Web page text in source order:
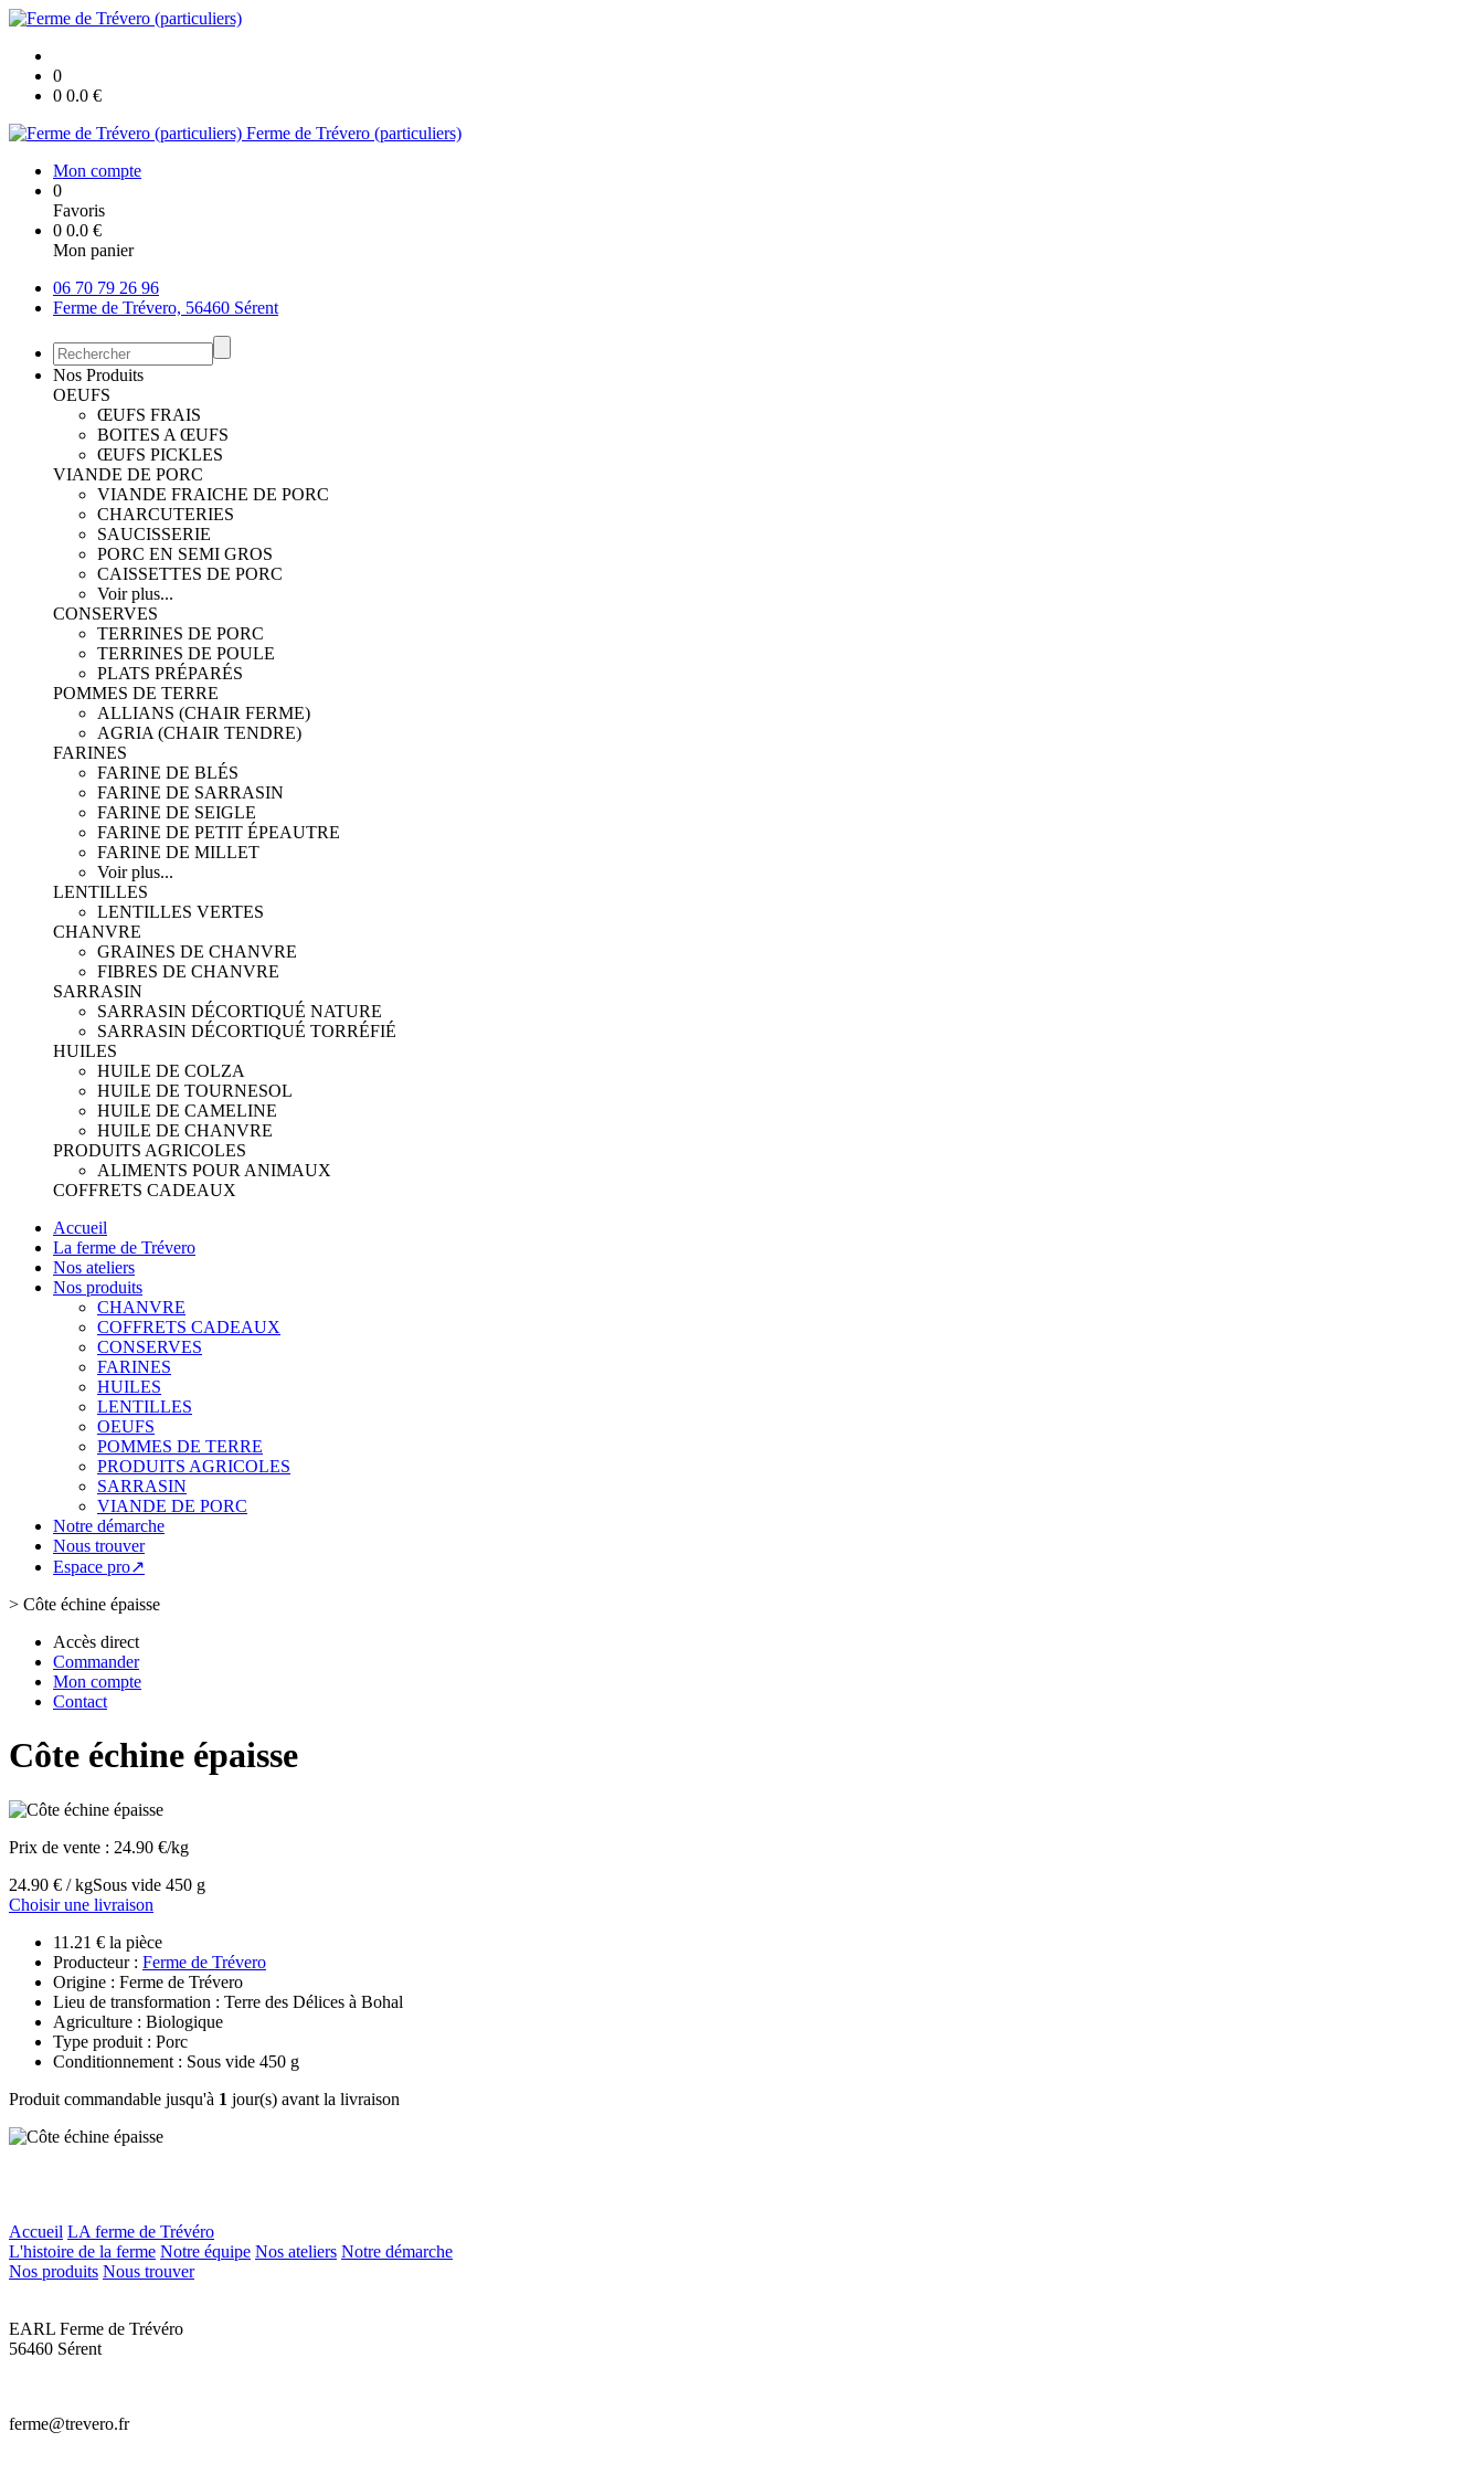
0
0 0.0 €
Ferme de Trévero (particuliers)
Mon compte
0
Favoris
0 0.0 €
Mon panier
06 70 79 26 96
Ferme de Trévero, 56460 Sérent
Nos Produits
OEUFS
ŒUFS FRAIS
BOITES A ŒUFS
ŒUFS PICKLES
VIANDE DE PORC
VIANDE FRAICHE DE PORC
CHARCUTERIES
SAUCISSERIE
PORC EN SEMI GROS
CAISSETTES DE PORC
Voir plus...
CONSERVES
TERRINES DE PORC
TERRINES DE POULE
PLATS PRÉPARÉS
POMMES DE TERRE
ALLIANS (CHAIR FERME)
AGRIA (CHAIR TENDRE)
FARINES
FARINE DE BLÉS
FARINE DE SARRASIN
FARINE DE SEIGLE
FARINE DE PETIT ÉPEAUTRE
FARINE DE MILLET
Voir plus...
LENTILLES
LENTILLES VERTES
CHANVRE
GRAINES DE CHANVRE
FIBRES DE CHANVRE
SARRASIN
SARRASIN DÉCORTIQUÉ NATURE
SARRASIN DÉCORTIQUÉ TORRÉFIÉ
HUILES
HUILE DE COLZA
HUILE DE TOURNESOL
HUILE DE CAMELINE
HUILE DE CHANVRE
PRODUITS AGRICOLES
ALIMENTS POUR ANIMAUX
COFFRETS CADEAUX
Accueil
La ferme de Trévero
Nos ateliers
Nos produits
CHANVRE
COFFRETS CADEAUX
CONSERVES
FARINES
HUILES
LENTILLES
OEUFS
POMMES DE TERRE
PRODUITS AGRICOLES
SARRASIN
VIANDE DE PORC
Notre démarche
Nous trouver
Espace pro↗
> Côte échine épaisse
Accès direct
Commander
Mon compte
Contact
Côte échine épaisse
Prix de vente : 24.90 €/kg
24.90 € / kgSous vide 450 g
Choisir une livraison
11.21 € la pièce
Producteur : Ferme de Trévero
Origine : Ferme de Trévero
Lieu de transformation : Terre des Délices à Bohal
Agriculture : Biologique
Type produit : Porc
Conditionnement : Sous vide 450 g
Produit commandable jusqu'à 1 jour(s) avant la livraison
Accueil LA ferme de Trévéro
L'histoire de la ferme Notre équipe Nos ateliers Notre démarche
Nos produits Nous trouver
EARL Ferme de Trévéro
56460 Sérent
ferme@trevero.fr